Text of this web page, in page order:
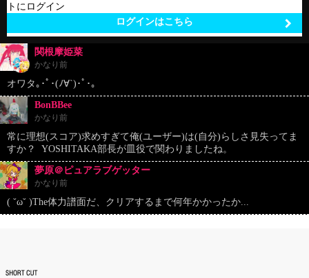
トにログイン
ログインはこちら
関根摩姫菜
かなり前
オワタ｡･ﾟ･(ﾉ∀`)･ﾟ･｡
BonBBee
かなり前
常に理想(スコア)求めすぎて俺(ユーザー)は(自分)らしさ見失ってま
すか？ YOSHITAKA部長が皿役で関わりましたね。
夢原＠ピュアラブゲッター
かなり前
( ˘ω˘ )The体力譜面だ、クリアするまで何年かかったか...